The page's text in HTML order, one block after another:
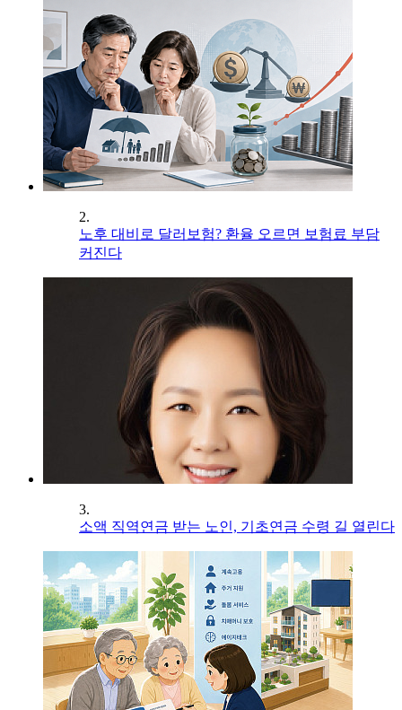
2.
노후 대비로 달러보험? 환율 오르면 보험료 부담
커진다
3.
소액 직역연금 받는 노인, 기초연금 수령 길 열린다